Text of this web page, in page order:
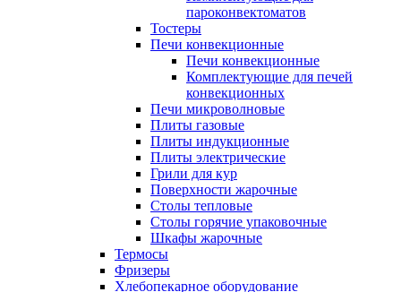
пароконвектоматов
Тостеры
Печи конвекционные
Печи конвекционные
Комплектующие для печей
конвекционных
Печи микроволновые
Плиты газовые
Плиты индукционные
Плиты электрические
Грили для кур
Поверхности жарочные
Столы тепловые
Столы горячие упаковочные
Шкафы жарочные
Термосы
Фризеры
Хлебопекарное оборудование